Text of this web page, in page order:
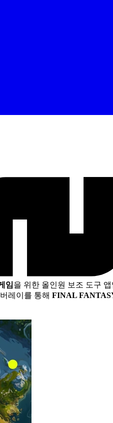
임을 위한 올인원 보조 도구
레이를 통해 FINAL